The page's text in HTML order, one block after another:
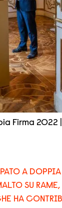
Firma 2022
A
SU
HA